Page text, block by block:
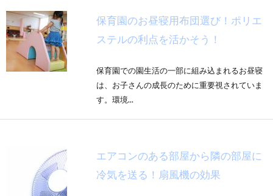
保育園のお昼寝用布団選び！ポリエ
ステルの利点を活かそう！
保育園での園生活の一部に組み込まれるお昼寝
は、お子さんの成長のために重要視されていま
す。環境...
エアコンのある部屋から隣の部屋に
冷気を送る！扇風機の効果